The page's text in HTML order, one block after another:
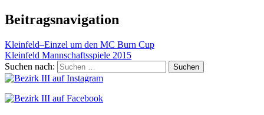
Beitragsnavigation
Kleinfeld–Einzel um den MC Burn Cup
Kleinfeld Mannschaftsspiele 2015
Suchen nach: